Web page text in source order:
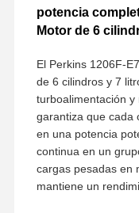
potencia
Motor de 6
El Perkins 1206F-
de 6 cilindros y 7
turboalimentación
garantiza que cada
en una potencia
continua en un
cargas pesadas en
mantiene un